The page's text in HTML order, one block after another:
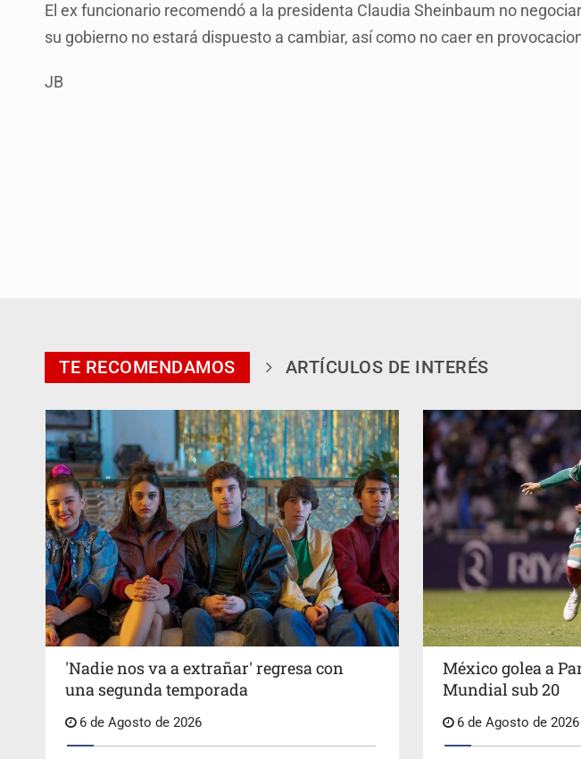
El ex funcionario recomendó a la presidenta Claudia Sheinbaum no
su gobierno no estará dispuesto a cambiar, así como no caer en
JB
TE RECOMENDAMOS ARTÍCULOS DE INTERÉS
'Nadie nos va a extrañar' regresa con
una segunda temporada
6 de Agosto de 2026
México golea a
Mundial sub 20
6 de Agosto de 2026